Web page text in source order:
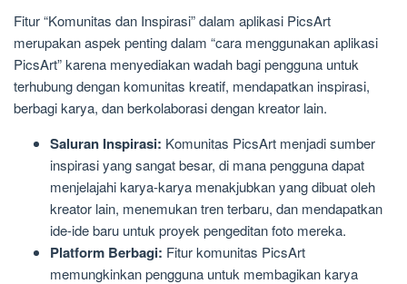
Fitur “Komunitas dan Inspirasi” dalam aplikasi PicsArt
merupakan aspek penting dalam “cara menggunakan aplikasi
PicsArt” karena menyediakan wadah bagi pengguna untuk
terhubung dengan komunitas kreatif, mendapatkan inspirasi,
berbagi karya, dan berkolaborasi dengan kreator lain.
Saluran Inspirasi: Komunitas PicsArt menjadi sumber
inspirasi yang sangat besar, di mana pengguna dapat
menjelajahi karya-karya menakjubkan yang dibuat oleh
kreator lain, menemukan tren terbaru, dan mendapatkan
ide-ide baru untuk proyek pengeditan foto mereka.
Platform Berbagi: Fitur komunitas PicsArt
memungkinkan pengguna untuk membagikan karya